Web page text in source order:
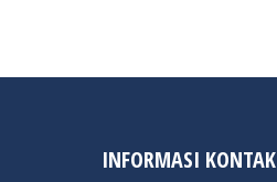
INFORMASI KONTAK